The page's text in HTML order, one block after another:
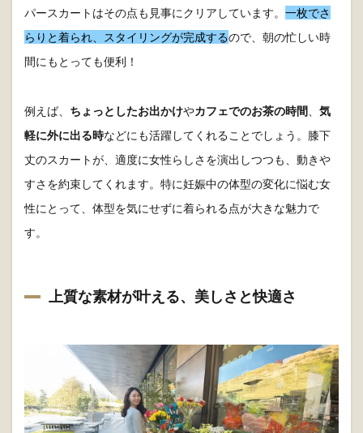
パースカートはその点も見事にクリアしています。 一枚でさ
らりと着られ、スタイリングが完成するので、朝の忙しい時
間にもとっても便利！
例えば、 ちょっとしたお出かけやカフェでのお茶の時間
気
軽に外に出る時などにも活躍してくれることでしょう。膝下
丈のスカートが、適度に女性らしさを演出しつつも、動きや
すさを約束してくれます。特に妊娠中の体型の変化に悩む女
性にとって、体型を気にせずに着られる点が大きな魅力で
す。
上質な素材が叶える、美しさと快適さ